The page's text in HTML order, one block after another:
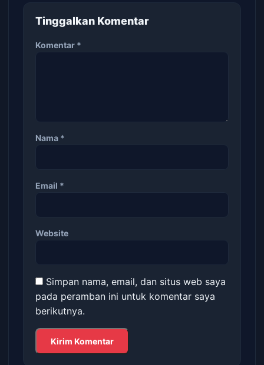
Tinggalkan Komentar
Komentar *
Nama *
Email *
Website
Simpan nama, email, dan situs web saya
pada peramban ini untuk komentar saya
berikutnya.